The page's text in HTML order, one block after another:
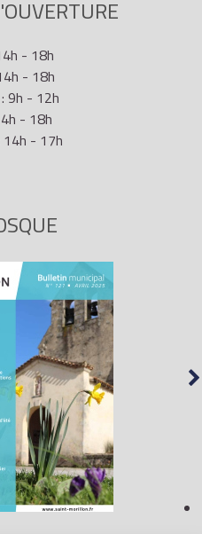
- 18h
- 18h
9h - 12h
- 18h
14h - 17h